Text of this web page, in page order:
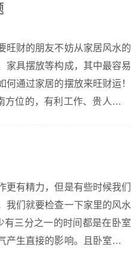
旺财的朋友不妨从家居风水的
家具摆放等构成，其中最容易
通过家居的摆放来旺财运！
有精力，但是有些时候我们
我们就要检查一下家里的风水
生直接的影响。且卧室里面